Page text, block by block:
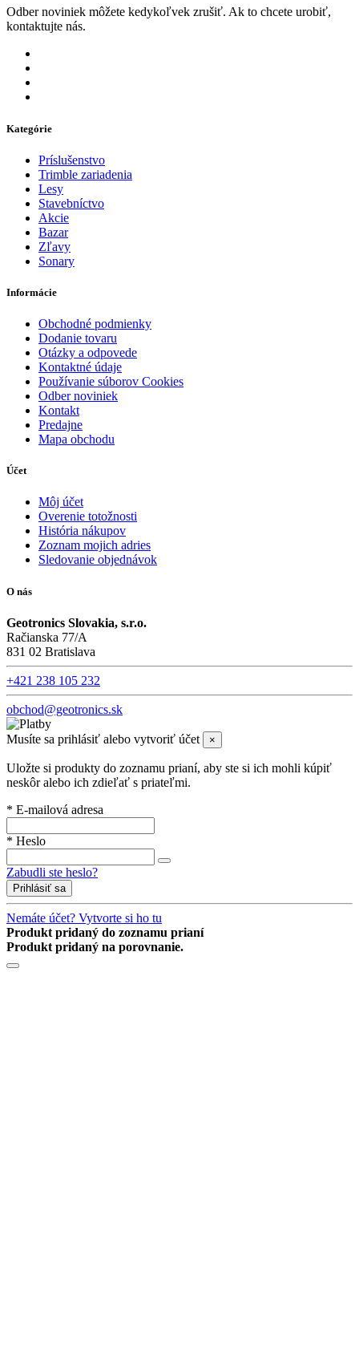
Odber noviniek môžete kedykoľvek zrušiť. Ak to chcete urobiť,
kontaktujte nás.
Kategórie
Príslušenstvo
Trimble zariadenia
Lesy
Stavebníctvo
Akcie
Bazar
Zľavy
Sonary
Informácie
Obchodné podmienky
Dodanie tovaru
Otázky a odpovede
Kontaktné údaje
Používanie súborov Cookies
Odber noviniek
Kontakt
Predajne
Mapa obchodu
Účet
Môj účet
Overenie totožnosti
História nákupov
Zoznam mojich adries
Sledovanie objednávok
O nás
Geotronics Slovakia, s.r.o.
Račianska 77/A
831 02 Bratislava
+421 238 105 232
obchod@geotronics.sk
Musíte sa prihlásiť alebo vytvoriť účet ×
Uložte si produkty do zoznamu prianí, aby ste si ich mohli kúpiť
neskôr alebo ich zdieľať s priateľmi.
* E-mailová adresa
* Heslo
Zabudli ste heslo?
Prihlásiť sa
Nemáte účet? Vytvorte si ho tu
Produkt pridaný do zoznamu prianí
Produkt pridaný na porovnanie.